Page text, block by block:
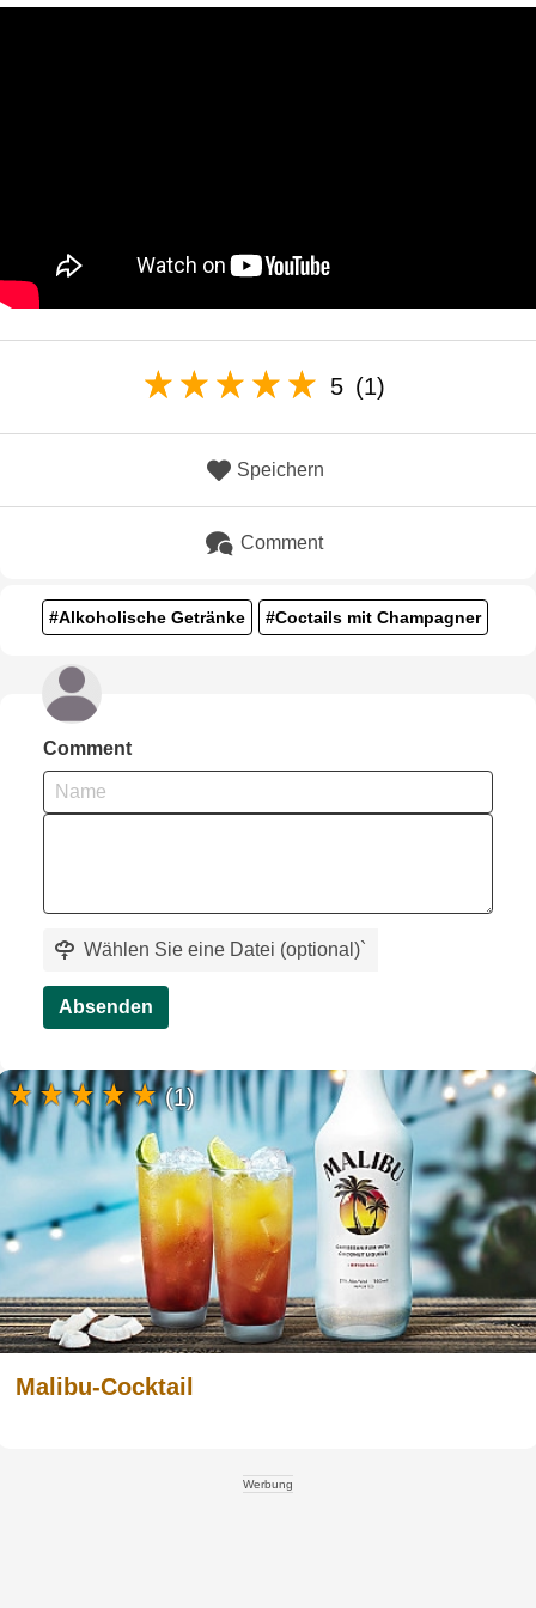
5 (1)
Speichern
Comment
#Alkoholische Getränke #Coctails mit Champagner
Comment
Wählen Sie eine Datei (optional)`
Absenden
Malibu-Cocktail
(1)
Werbung